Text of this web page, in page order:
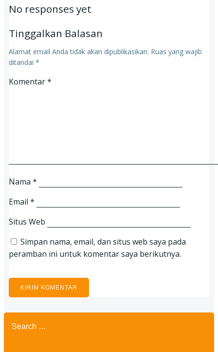
No responses yet
Tinggalkan Balasan
Alamat email Anda tidak akan dipublikasikan. Ruas yang wajib
ditandai *
Komentar*
Nama *
Email *
Situs Web
Simpan nama, email, dan situs web saya pada
peramban ini untuk komentar saya berikutnya.
Search
for: